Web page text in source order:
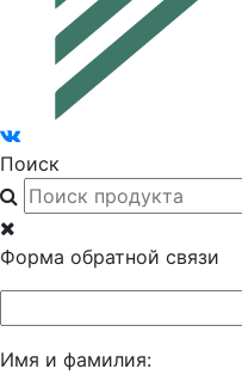
Поиск
Форма обратной связи
Имя и фамилия: